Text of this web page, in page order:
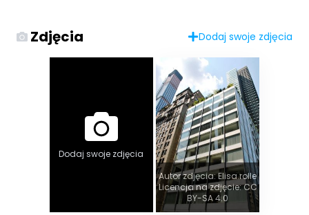
Zdjęcia Dodaj swoje zdjęcia
Dodaj swoje zdjęcia
Autor zdjęcia: Elisa.rolle
Licencja na zdjęcie: CC
BY-SA 4.0